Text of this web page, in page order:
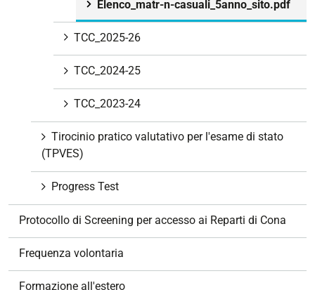
Elenco_matr-n-casuali_5anno_sito.pdf
TCC_2025-26
TCC_2024-25
TCC_2023-24
Tirocinio pratico valutativo per l'esame di stato
(TPVES)
Progress Test
Protocollo di Screening per accesso ai Reparti di Cona
Frequenza volontaria
Formazione all'estero